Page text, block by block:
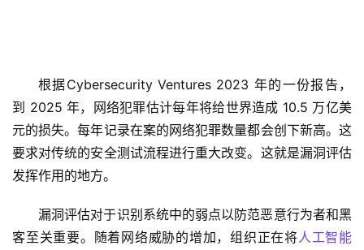
根据Cyber​​security Ventures 2023 年的一份报告，
到 2025 年，网络犯罪估计每年将给世界造成 10.5 万亿美
元的损失。每年记录在案的网络犯罪数量都会创下新高。这
要求对传统的安全测试流程进行重大改变。这就是漏洞评估
发挥作用的地方。
漏洞评估对于识别系统中的弱点以防范恶意行为者和黑
客至关重要。随着网络威胁的增加，组织正在将人工智能